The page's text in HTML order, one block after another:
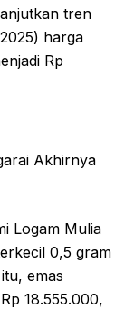
tren
harga
Rp
Akhirnya
Logam Mulia
0,5 gram
emas
18.555.000,